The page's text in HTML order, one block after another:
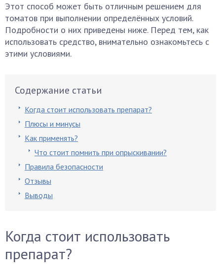
Этот способ может быть отличным решением для
томатов при выполнении определённых условий.
Подробности о них приведены ниже. Перед тем, как
использовать средство, внимательно ознакомьтесь с
этими условиями.
Содержание статьи
Когда стоит использовать препарат?
Плюсы и минусы
Как применять?
Что стоит помнить при опрыскивании?
Правила безопасности
Отзывы
Выводы
Когда стоит использовать
препарат?